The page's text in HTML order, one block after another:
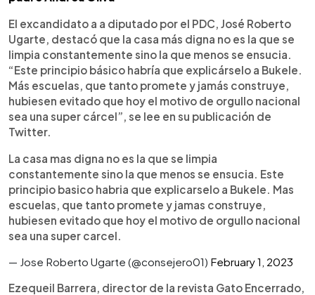
El excandidato a a diputado por el PDC, José Roberto
Ugarte, destacó que la casa más digna no es la que se
limpia constantemente sino la que menos se ensucia.
“Este principio básico habría que explicárselo a Bukele.
Más escuelas, que tanto promete y jamás construye,
hubiesen evitado que hoy el motivo de orgullo nacional
sea una super cárcel”, se lee en su publicación de
Twitter.
La casa mas digna no es la que se limpia
constantemente sino la que menos se ensucia. Este
principio basico habria que explicarselo a Bukele. Mas
escuelas, que tanto promete y jamas construye,
hubiesen evitado que hoy el motivo de orgullo nacional
sea una super carcel.
— Jose Roberto Ugarte (@consejero01) February 1, 2023
Ezequeil Barrera, director de la revista Gato Encerrado,